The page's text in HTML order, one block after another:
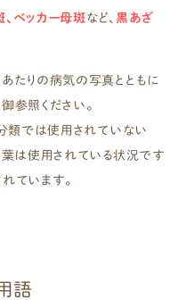
ベッカー母斑など、 黒あざ
たりの病気の写真とともに
参照ください。
分類では使用されていない
葉は使用されている状況です
ています。
語